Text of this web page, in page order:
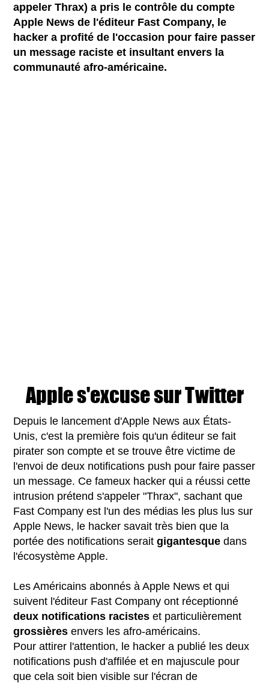
appeler Thrax) a pris le contrôle du compte
Apple News de l'éditeur Fast Company, le
hacker a profité de l'occasion pour faire passer
un message raciste et insultant envers la
communauté afro-américaine.
Apple s'excuse sur Twitter
Depuis le lancement d'Apple News aux États-
Unis, c'est la première fois qu'un éditeur se fait
pirater son compte et se trouve être victime de
l'envoi de deux notifications push pour faire passer
un message. Ce fameux hacker qui a réussi cette
intrusion prétend s'appeler "Thrax", sachant que
Fast Company est l'un des médias les plus lus sur
Apple News, le hacker savait très bien que la
portée des notifications seraitgigantesque dans
l'écosystème Apple.
Les Américains abonnés à Apple News et qui
suivent l'éditeur Fast Company ont réceptionné
deux notifications racisteset particulièrement
grossières envers les afro-américains.
Pour attirer l'attention, le hacker a publié les deux
notifications push d'affilée et en majuscule pour
que cela soit bien visible sur l'écran de